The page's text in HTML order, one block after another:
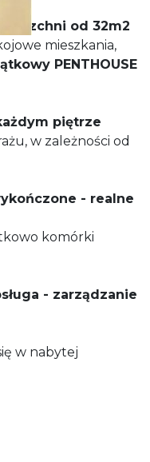
od 32m2
mieszkania,
PENTHOUSE
piętrze
w zależności od
- realne
komórki
- zarządzanie
w nabytej